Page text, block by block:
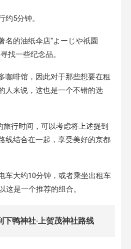
约5分钟。
名的油纸伞店“よーじや祇園
找一些纪念品。
咖啡馆，因此对于那些想要在租
人来说，这也是一个不错的选
行时间，可以考虑将上述提到
线结合在一起，享受美好的京都
车大约10分钟，或者乘坐出租车
这是一个推荐的组合。
下鸭神社·上贺茂神社路线